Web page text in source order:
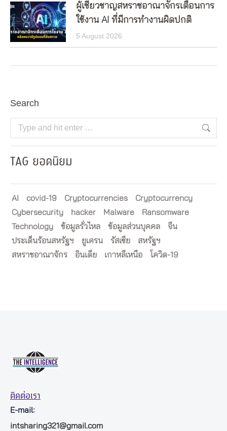
ผู้เชี่ยวชาญสหราชอาณาจักรเตือนการ
ใช้งาน AI ที่มีการทำงานผิดปกติ
5 August 2026
Search
Search:
TAG ยอดนิยม
AI covid-19 Cryptocurrencies
Cryptocurrency
Cybersecurity
hacker Malware
Ransomware
Technology
ข้อมูลรั่วไหล ข้อมูลส่วนบุคคล
จีน
ประเด็นร้อนสหรัฐฯ
ยูเครน รัสเซีย
สหรัฐฯ
สหราชอาณาจักร
อินเดีย เกาหลีเหนือ โควิด-19
ติดต่อเรา
E-mail:
intsharing321@gmail.com